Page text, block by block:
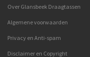
Over Glansbeek Draagtassen
Algemene voorwaarden
Privacy en Anti-spam
Disclaimer en Copyright